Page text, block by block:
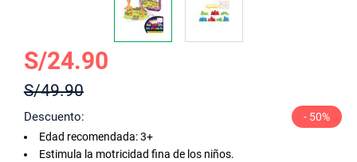
Saltar
comienzo
galería
S/24.90
S/49.90
Descuento
- 50%
Edad recomendada: 3+
Estimula la motricidad fina de los niños.